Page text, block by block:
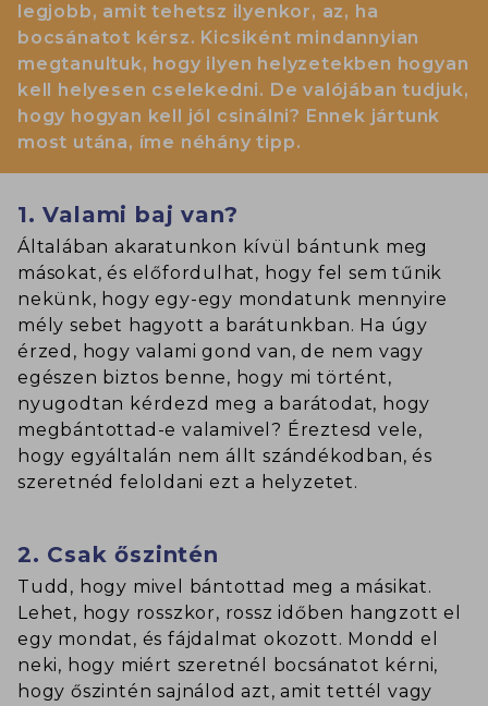
legjobb, amit tehetsz ilyenkor, az, ha
bocsánatot kérsz. Kicsiként mindannyian
megtanultuk, hogy ilyen helyzetekben hogyan
kell helyesen cselekedni. De valójában tudjuk,
hogy hogyan kell jól csinálni? Ennek jártunk
most utána, íme néhány tipp.
1. Valami baj van?
Általában akaratunkon kívül bántunk meg
másokat, és előfordulhat, hogy fel sem tűnik
nekünk, hogy egy-egy mondatunk mennyire
mély sebet hagyott a barátunkban. Ha úgy
érzed, hogy valami gond van, de nem vagy
egészen biztos benne, hogy mi történt,
nyugodtan kérdezd meg a barátodat, hogy
megbántottad-e valamivel? Éreztesd vele,
hogy egyáltalán nem állt szándékodban, és
szeretnéd feloldani ezt a helyzetet.
2. Csak őszintén
Tudd, hogy mivel bántottad meg a másikat.
Lehet, hogy rosszkor, rossz időben hangzott el
egy mondat, és fájdalmat okozott. Mondd el
neki, hogy miért szeretnél bocsánatot kérni,
hogy őszintén sajnálod azt, amit tettél vagy